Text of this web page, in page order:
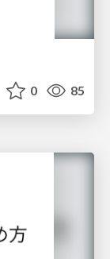
0 85